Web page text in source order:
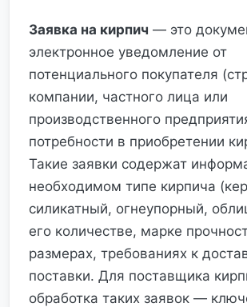
Заявка на кирпич — это
электронное уведомление от
потенциального покупателя
компании, частного лица или
производственного
потребности в приобретении
Такие заявки содержат
необходимом типе кирпича
силикатный, огнеупорный,
его количестве, марке
размерах, требованиях к
поставки. Для поставщика
обработка таких заявок —